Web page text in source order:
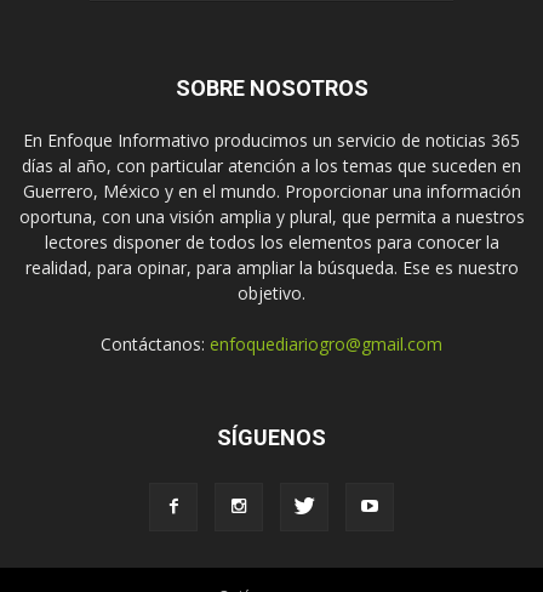
SOBRE NOSOTROS
En Enfoque Informativo producimos un servicio de noticias 365
días al año, con particular atención a los temas que suceden en
Guerrero, México y en el mundo. Proporcionar una información
oportuna, con una visión amplia y plural, que permita a nuestros
lectores disponer de todos los elementos para conocer la
realidad, para opinar, para ampliar la búsqueda. Ese es nuestro
objetivo.
Contáctanos: enfoquediariogro@gmail.com
SÍGUENOS